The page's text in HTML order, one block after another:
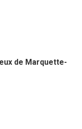
de Marquette-